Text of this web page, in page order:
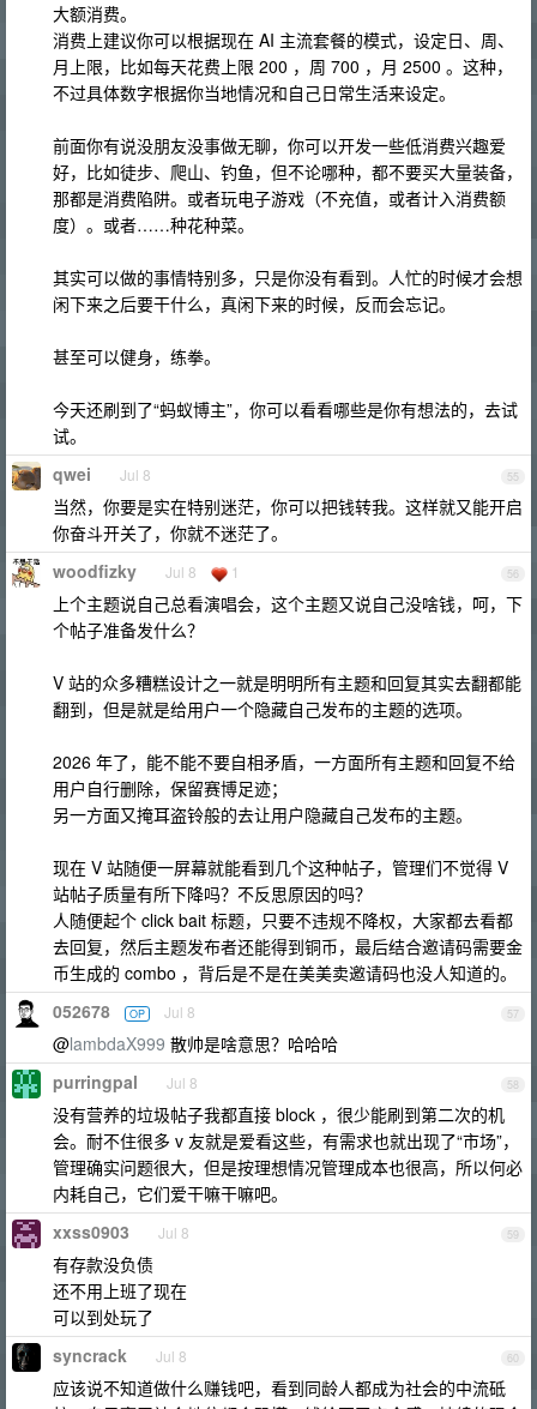
大额消费。
消费上建议你可以根据现在 AI 主流套餐的模式，设定日、周、
月上限，比如每天花费上限 200 ，周 700 ，月 2500 。这种，
不过具体数字根据你当地情况和自己日常生活来设定。
前面你有说没朋友没事做无聊，你可以开发一些低消费兴趣爱
好，比如徒步、爬山、钓鱼，但不论哪种，都不要买大量装备，
那都是消费陷阱。或者玩电子游戏（不充值，或者计入消费额
度）。或者……种花种菜。
其实可以做的事情特别多，只是你没有看到。人忙的时候才会想
闲下来之后要干什么，真闲下来的时候，反而会忘记。
甚至可以健身，练拳。
今天还刷到了“蚂蚁博主”，你可以看看哪些是你有想法的，去试
试。
55
qwei Jul 8
当然，你要是实在特别迷茫，你可以把钱转我。这样就又能开启
你奋斗开关了，你就不迷茫了。
56
woodfizky Jul 8 1
上个主题说自己总看演唱会，这个主题又说自己没啥钱，呵，下
个帖子准备发什么？
V 站的众多糟糕设计之一就是明明所有主题和回复其实去翻都能
翻到，但是就是给用户一个隐藏自己发布的主题的选项。
2026 年了，能不能不要自相矛盾，一方面所有主题和回复不给
用户自行删除，保留赛博足迹；
另一方面又掩耳盗铃般的去让用户隐藏自己发布的主题。
现在 V 站随便一屏幕就能看到几个这种帖子，管理们不觉得 V
站帖子质量有所下降吗？不反思原因的吗？
人随便起个 click bait 标题，只要不违规不降权，大家都去看都
去回复，然后主题发布者还能得到铜币，最后结合邀请码需要金
币生成的 combo ，背后是不是在美美卖邀请码也没人知道的。
57
052678 OP Jul 8
@lambdaX999 散帅是啥意思？哈哈哈
58
purringpal Jul 8
没有营养的垃圾帖子我都直接 block ，很少能刷到第二次的机
会。耐不住很多 v 友就是爱看这些，有需求也就出现了“市场”，
管理确实问题很大，但是按理想情况管理成本也很高，所以何必
内耗自己，它们爱干嘛干嘛吧。
59
xxss0903 Jul 8
有存款没负债
还不用上班了现在
可以到处玩了
60
syncrack Jul 8
应该说不知道做什么赚钱吧，看到同龄人都成为社会的中流砥